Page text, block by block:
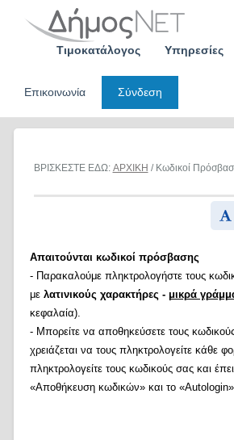
Τιμοκατάλογος Υπηρεσίες
Επικοινωνία
Σύνδεση
ΒΡΙΣΚΕΣΤΕ ΕΔΩ: ΑΡΧΙΚΗ / Κωδικοί
Απαιτούνται κωδικοί πρόσβασης
- Παρακαλούμε πληκτρολογήστε τους
με λατινικούς χαρακτήρες - μικρά
κεφαλαία).
- Μπορείτε να αποθηκεύσετε τους
χρειάζεται να τους πληκτρολογείτε κάθε
πληκτρολογείτε τους κωδικούς σας και
«Αποθήκευση κωδικών» και το